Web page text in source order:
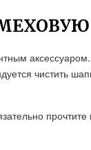
чистить